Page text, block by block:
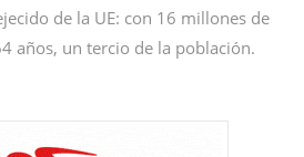
de la UE: con 16 millones de
años, un tercio de la población.